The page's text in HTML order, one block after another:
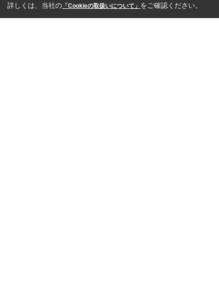
詳しくは、当社の 「Cookieの取扱いについて」 をご確認ください。